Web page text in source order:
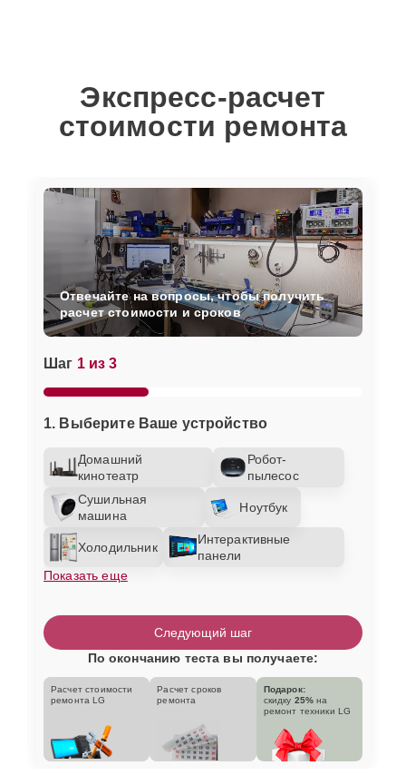
Экспресс-расчет
стоимости ремонта
Шаг 1 из 3
1. Выберите Ваше устройство
Домашний
кинотеатр
Робот-
пылесос
Сушильная
машина
Ноутбук
Холодильник
Интерактивные
панели
Показать еще
Отвечайте на вопросы, чтобы получить
расчет стоимости и сроков
Следующий шаг
По окончанию теста вы получаете:
Расчет стоимости
ремонта LG
Расчет сроков
ремонта
Подарок:
скидку 25% на
ремонт техники LG